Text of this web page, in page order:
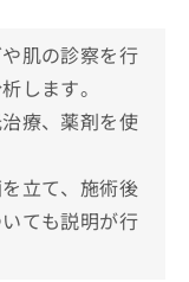
ってからシミ
礎知
した施
肌の診察を行
します。
療、薬剤を使
立て、施術後
ても説明が行